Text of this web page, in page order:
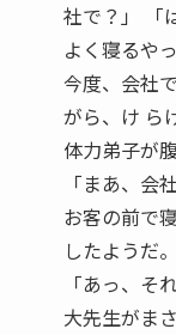
社で？」 「
よく寝るや
今度、会社
がら、け ら
体力弟子が
「まあ、会
お客の前で
したようだ。
「あっ、そ
大先生がま